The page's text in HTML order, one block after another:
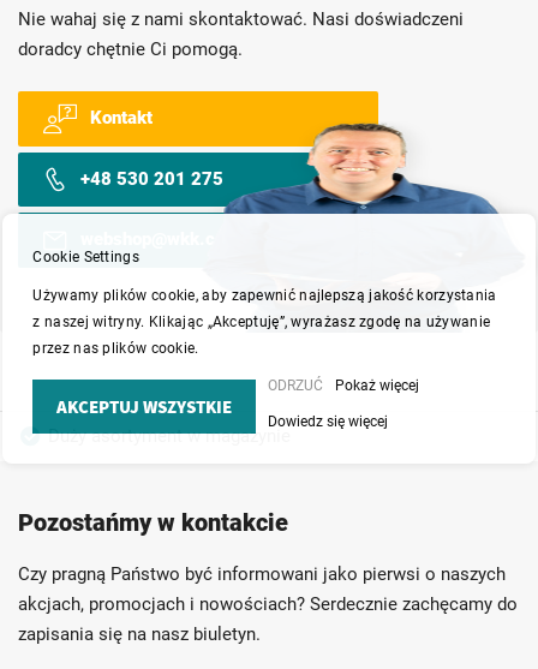
Nie wahaj się z nami skontaktować. Nasi doświadczeni
doradcy chętnie Ci pomogą.
Kontakt
+48 530 201 275
Duży asortyment w magazynie
Szybka dostawa
Indywidualni doradcy
Ponad 40 lat doświadczenia
Możliwość własnego etykietowania
Pozostańmy w kontakcie
Czy pragną Państwo być informowani jako pierwsi o naszych
akcjach, promocjach i nowościach? Serdecznie zachęcamy do
zapisania się na nasz biuletyn.
Cookie Settings
Używamy plików cookie, aby zapewnić najlepszą jakość korzystania
z naszej witryny. Klikając „Akceptuję”, wyrażasz zgodę na używanie
przez nas plików cookie.
AKCEPTUJ WSZYSTKIE
ODRZUĆ Pokaż więcej
Dowiedz się więcej